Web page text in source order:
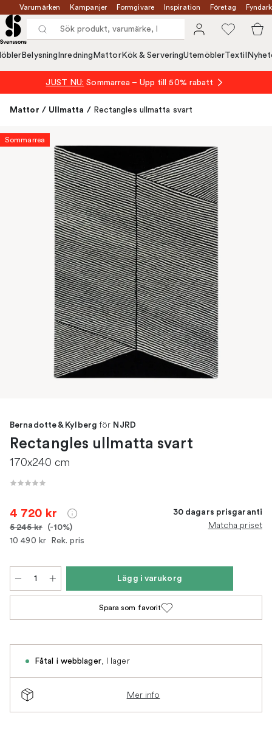
Varumärken Kampanjer Formgivare Inspiration Företag
Belysning Inredning MattorKök & ServeringUtemöblerTextil
JUST NU: Sommarrea – Upp till 50% rabatt
Mattor / Ullmatta / Rectangles ullmatta svart
Sommarrea
Bernadotte & Kylberg för NJRD
Rectangles ullmatta svart
170x240 cm
4 720 kr
5 245 kr (-10%)
10 490 kr Rek. pris
30 dagars prisgaranti
Matcha priset
Lägg i varukorg
Spara som favorit
Fåtal i webblager, I lager
Mer info